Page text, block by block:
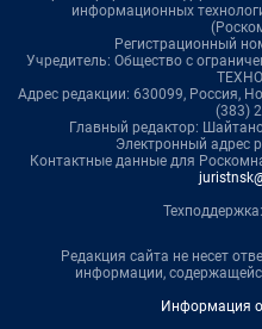
информационных
Регистрационный
Учредитель: Общество с
Адрес редакции: 630099, Россия,
(383)
Главный редактор:
Электронный адрес
Контактные данные для
Техподдержка:
Редакция сайта не несет
информации,
Информация